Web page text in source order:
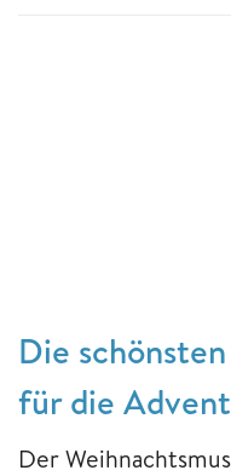
Die
für die
Der